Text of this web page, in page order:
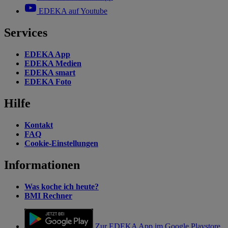
EDEKA auf Youtube
Services
EDEKA App
EDEKA Medien
EDEKA smart
EDEKA Foto
Hilfe
Kontakt
FAQ
Cookie-Einstellungen
Informationen
Was koche ich heute?
BMI Rechner
Zur EDEKA App im Google Playstore